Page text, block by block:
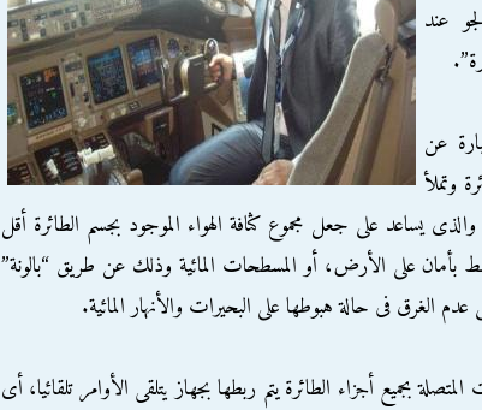
عند
عن
وتملأ
والذى يساعد على جعل مجموع كثافة الهواء الموجود بجسم الطائرة أقل
بأمان على الأرض، أو المسطحات المائية وذلك عن طريق “بالونة”
الغرق فى حالة هبوطها على البحيرات والأنهار المائية.
بجميع أجزاء الطائرة يتم ربطها بجهاز يتلقى الأوامر تلقائيا، أى